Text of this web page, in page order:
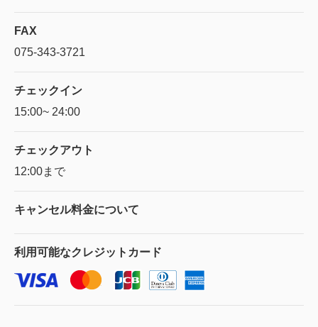
FAX
075-343-3721
チェックイン
15:00~ 24:00
チェックアウト
12:00まで
キャンセル料金について
利用可能なクレジットカード